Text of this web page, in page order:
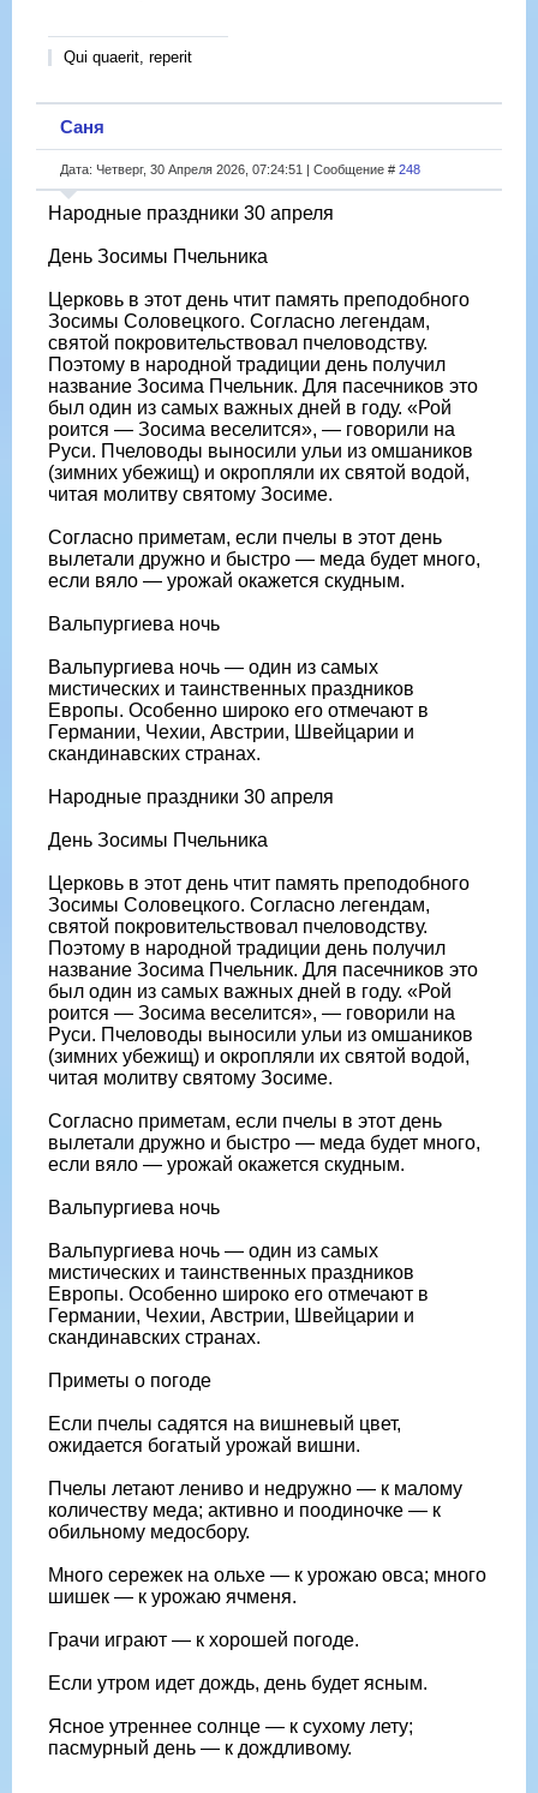
Qui quaerit, reperit
Саня
Дата: Четверг, 30 Апреля 2026, 07:24:51 | Сообщение # 248
Народные праздники 30 апреля
День Зосимы Пчельника
Церковь в этот день чтит память преподобного
Зосимы Соловецкого. Согласно легендам,
святой покровительствовал пчеловодству.
Поэтому в народной традиции день получил
название Зосима Пчельник. Для пасечников это
был один из самых важных дней в году. «Рой
роится — Зосима веселится», — говорили на
Руси. Пчеловоды выносили ульи из омшаников
(зимних убежищ) и окропляли их святой водой,
читая молитву святому Зосиме.
Согласно приметам, если пчелы в этот день
вылетали дружно и быстро — меда будет много,
если вяло — урожай окажется скудным.
Вальпургиева ночь
Вальпургиева ночь — один из самых
мистических и таинственных праздников
Европы. Особенно широко его отмечают в
Германии, Чехии, Австрии, Швейцарии и
скандинавских странах.
Народные праздники 30 апреля
День Зосимы Пчельника
Церковь в этот день чтит память преподобного
Зосимы Соловецкого. Согласно легендам,
святой покровительствовал пчеловодству.
Поэтому в народной традиции день получил
название Зосима Пчельник. Для пасечников это
был один из самых важных дней в году. «Рой
роится — Зосима веселится», — говорили на
Руси. Пчеловоды выносили ульи из омшаников
(зимних убежищ) и окропляли их святой водой,
читая молитву святому Зосиме.
Согласно приметам, если пчелы в этот день
вылетали дружно и быстро — меда будет много,
если вяло — урожай окажется скудным.
Вальпургиева ночь
Вальпургиева ночь — один из самых
мистических и таинственных праздников
Европы. Особенно широко его отмечают в
Германии, Чехии, Австрии, Швейцарии и
скандинавских странах.
Приметы о погоде
Если пчелы садятся на вишневый цвет,
ожидается богатый урожай вишни.
Пчелы летают лениво и недружно — к малому
количеству меда; активно и поодиночке — к
обильному медосбору.
Много сережек на ольхе — к урожаю овса; много
шишек — к урожаю ячменя.
Грачи играют — к хорошей погоде.
Если утром идет дождь, день будет ясным.
Ясное утреннее солнце — к сухому лету;
пасмурный день — к дождливому.